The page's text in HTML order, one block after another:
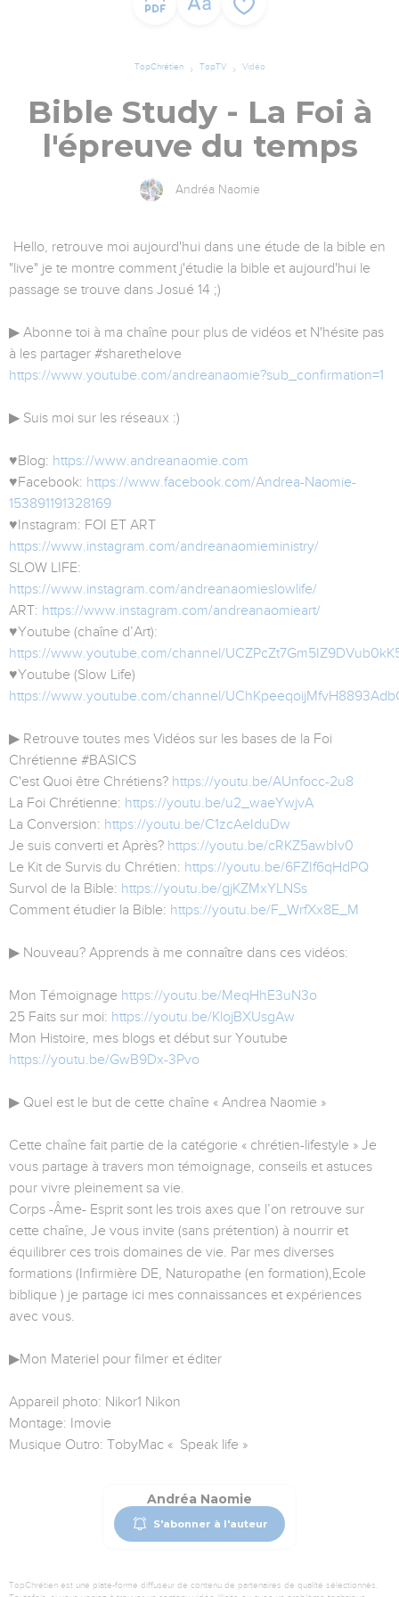
TopChrétien TopTV Vidéo
Bible Study - La Foi à
l'épreuve du temps
Andréa Naomie
Hello, retrouve moi aujourd'hui dans une étude de la bible en
"live" je te montre comment j'étudie la bible et aujourd'hui le
passage se trouve dans Josué 14 ;)
▶ Abonne toi à ma chaîne pour plus de vidéos et N'hésite pas
à les partager #sharethelove
https://www.youtube.com/andreanaomie?sub_confirmation=1
▶ Suis moi sur les réseaux :)
♥Blog: https://www.andreanaomie.com
♥Facebook: https://www.facebook.com/Andrea-Naomie-
153891191328169
♥Instagram: FOI ET ART
https://www.instagram.com/andreanaomieministry/
SLOW LIFE:
https://www.instagram.com/andreanaomieslowlife/
ART: https://www.instagram.com/andreanaomieart/
♥Youtube (chaîne d’Art):
https://www.youtube.com/channel/
♥Youtube (Slow Life)
https://www.youtube.com/channel/
▶ Retrouve toutes mes Vidéos sur les bases de la Foi
Chrétienne #BASICS
C'est Quoi être Chrétiens? https://youtu.be/AUnfocc-2u8
La Foi Chrétienne: https://youtu.be/u2_waeYwjvA
La Conversion: https://youtu.be/C1zcAeIduDw
Je suis converti et Après? https://youtu.be/cRKZ5awbIv0
Le Kit de Survis du Chrétien: https://youtu.be/6FZIf6qHdPQ
Survol de la Bible: https://youtu.be/gjKZMxYLNSs
Comment étudier la Bible: https://youtu.be/F_WrfXx8E_M
▶ Nouveau? Apprends à me connaître dans ces vidéos:
Mon Témoignage https://youtu.be/MeqHhE3uN3o
25 Faits sur moi: https://youtu.be/KlojBXUsgAw
Mon Histoire, mes blogs et début sur Youtube
https://youtu.be/GwB9Dx-3Pvo
▶ Quel est le but de cette chaîne « Andrea Naomie »
Cette chaîne fait partie de la catégorie « chrétien-lifestyle » Je
vous partage à travers mon témoignage, conseils et astuces
pour vivre pleinement sa vie.
Corps -Âme- Esprit sont les trois axes que l’on retrouve sur
cette chaîne, Je vous invite (sans prétention) à nourrir et
équilibrer ces trois domaines de vie. Par mes diverses
formations (Infirmière DE, Naturopathe (en formation),Ecole
biblique ) je partage ici mes connaissances et expériences
avec vous.
▶Mon Materiel pour filmer et éditer
Appareil photo: Nikor1 Nikon
Montage: Imovie
Musique Outro: TobyMac « Speak life »
Andréa Naomie
S'abonner à l'auteur
TopChrétien est une plate-forme diffuseur de contenu de partenaires de qualité sélectionnés.